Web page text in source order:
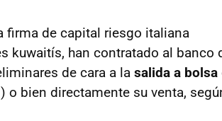
firma de capital riesgo italiana
kuwaitís, han contratado al banco
de cara a la salida a bolsa
bien directamente su venta,